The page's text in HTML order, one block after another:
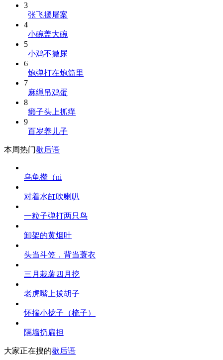
3
张飞摆屠案
4
小碗盖大碗
5
小鸡不撒尿
6
炮弹打在炮筒里
7
麻绳吊鸡蛋
8
癞子头上抓痒
9
百岁养儿子
本周热门歇后语
乌龟撵（ni
对着水缸吹喇叭
一粒子弹打两只鸟
卸架的黄烟叶
头当斗笠，背当蓑衣
三月栽薯四月挖
老虎嘴上拔胡子
怀揣小拢子（梳子）
隔墙扔扁担
大家正在搜的歇后语